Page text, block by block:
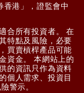
港」，證監會中
合所有投資者。 在
特點及風險，必要
買賣槓桿產品可能
資金。 本網站上的
的資訊只作為資料
個人需求、投資目
警示。